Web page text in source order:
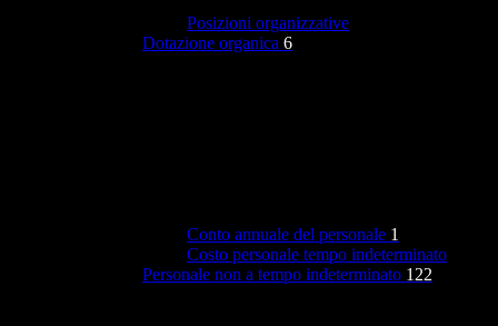
Posizioni organizzative
Dotazione organica 6
Conto annuale del personale 1
Costo personale tempo indeterminato
Personale non a tempo indeterminato 122